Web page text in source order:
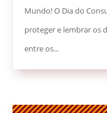
Mundo! O Dia do
proteger e lembrar os
entre os...